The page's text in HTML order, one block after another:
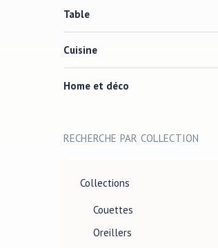
Table
Cuisine
Home et déco
RECHERCHE PAR COLLECTION
Collections
Couettes
Oreillers